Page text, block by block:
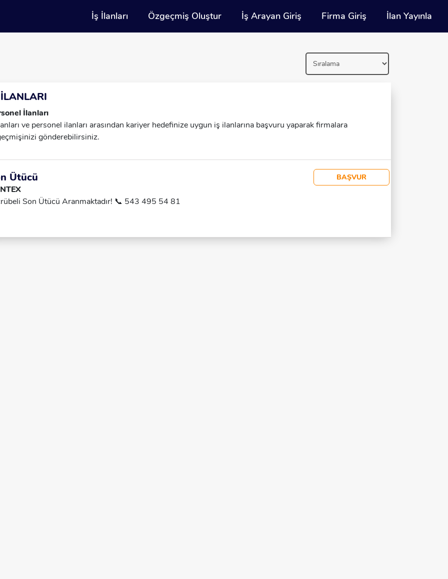
İş İlanları Özgeçmiş Oluştur İş Arayan Giriş Firma Giriş İlan Yayınla
İlanları
ve personel ilanları arasından kariyer hedefinize uygun iş ilanlarına başvuru yaparak firmalara
gönderebilirsiniz.
Ütücü
Son Ütücü Aranmaktadır! 📞 543 495 54 81
BAŞVUR